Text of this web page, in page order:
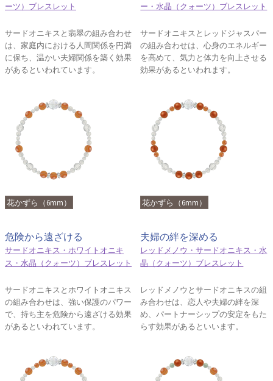
ーツ）ブレスレット
サードオニキスと翡翠の組み合わせ
は、家庭内における人間関係を円満
に保ち、温かい夫婦関係を築く効果
があるといわれています。
ー・水晶（クォーツ）ブレスレット
サードオニキスとレッドジャスパー
の組み合わせは、心身のエネルギー
を高めて、気力と体力を向上させる
効果があるといわれます。
花かずら（6mm）
危険から遠ざける
サードオニキス・ホワイトオニキ
ス・水晶（クォーツ）ブレスレット
サードオニキスとホワイトオニキス
の組み合わせは、強い保護のパワー
で、持ち主を危険から遠ざける効果
があるといわれています。
花かずら（6mm）
夫婦の絆を深める
レッドメノウ・サードオニキス・水
晶（クォーツ）ブレスレット
レッドメノウとサードオニキスの組
み合わせは、恋人や夫婦の絆を深
め、パートナーシップの安定をもた
らす効果があるといいます。